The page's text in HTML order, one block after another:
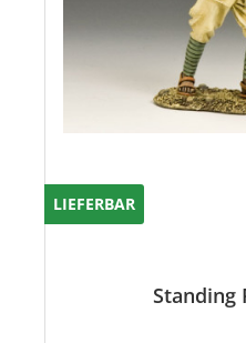
LIEFERBAR
Standing